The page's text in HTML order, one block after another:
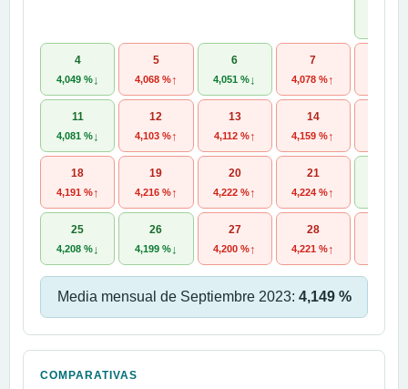
4
4,049 %↓
5
4,068 %↑
6
4,051 % ↓
7
4,078 %↑
11
4,081 %↓
12
4,103 %↑
13
4,112 %↑
14
4,159 %↑
18
4,191 %↑
19
4,216 %↑
20
4,222 %↑
21
4,224 %↑
25
4,208 %↓
26
4,199 %↓
27
4,200 %↑
28
4,221 %↑
Media mensual de Septiembre 2023: 4,149 %
COMPARATIVAS